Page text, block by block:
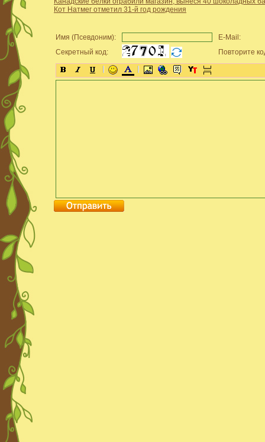
Кот Натмег отметил 31-й год рождения
Имя (Псевдоним):
E-Mail:
Секретный код:
Повторите